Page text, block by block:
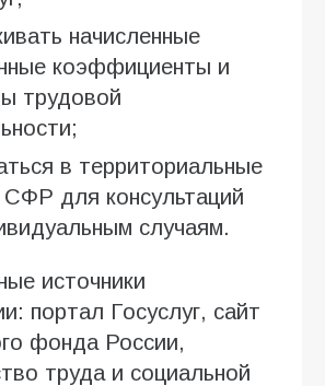
начисленные
коэффициенты и
трудовой
в территориальные
СФР для консультаций
случаям.
источники
портал Госуслуг, сайт
фонда России,
труда и социальной